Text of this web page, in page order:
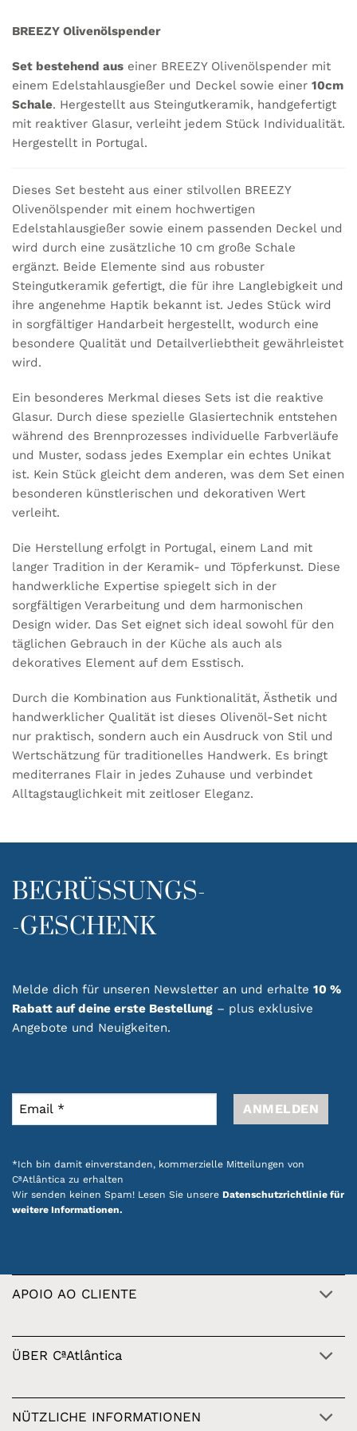
BREEZY Olivenölspender
Set bestehend aus einer BREEZY Olivenölspender mit
einem Edelstahlausgießer und Deckel sowie einer 10cm
Schale. Hergestellt aus Steingutkeramik, handgefertigt
mit reaktiver Glasur, verleiht jedem Stück Individualität.
Hergestellt in Portugal.
Dieses Set besteht aus einer stilvollen BREEZY
Olivenölspender mit einem hochwertigen
Edelstahlausgießer sowie einem passenden Deckel und
wird durch eine zusätzliche 10 cm große Schale
ergänzt. Beide Elemente sind aus robuster
Steingutkeramik gefertigt, die für ihre Langlebigkeit und
ihre angenehme Haptik bekannt ist. Jedes Stück wird
in sorgfältiger Handarbeit hergestellt, wodurch eine
besondere Qualität und Detailverliebtheit gewährleistet
wird.
Ein besonderes Merkmal dieses Sets ist die reaktive
Glasur. Durch diese spezielle Glasiertechnik entstehen
während des Brennprozesses individuelle Farbverläufe
und Muster, sodass jedes Exemplar ein echtes Unikat
ist. Kein Stück gleicht dem anderen, was dem Set einen
besonderen künstlerischen und dekorativen Wert
verleiht.
Die Herstellung erfolgt in Portugal, einem Land mit
langer Tradition in der Keramik- und Töpferkunst. Diese
handwerkliche Expertise spiegelt sich in der
sorgfältigen Verarbeitung und dem harmonischen
Design wider. Das Set eignet sich ideal sowohl für den
täglichen Gebrauch in der Küche als auch als
dekoratives Element auf dem Esstisch.
Durch die Kombination aus Funktionalität, Ästhetik und
handwerklicher Qualität ist dieses Olivenöl-Set nicht
nur praktisch, sondern auch ein Ausdruck von Stil und
Wertschätzung für traditionelles Handwerk. Es bringt
mediterranes Flair in jedes Zuhause und verbindet
Alltagstauglichkeit mit zeitloser Eleganz.
BEGRÜSSUNGS-
-GESCHENK
Melde dich für unseren Newsletter an und erhalte 10 %
Rabatt auf deine erste Bestellung – plus exklusive
Angebote und Neuigkeiten.
*Ich bin damit einverstanden, kommerzielle Mitteilungen von
CªAtlântica zu erhalten
Wir senden keinen Spam! Lesen Sie unsere Datenschutzrichtlinie für
weitere Informationen.
APOIO AO CLIENTE
ÜBER CªAtlântica
NÜTZLICHE INFORMATIONEN